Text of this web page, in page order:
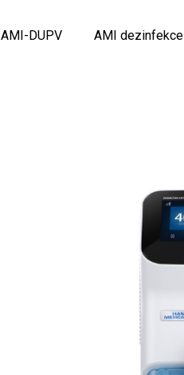
AMI-DUPV AMI dezinfekce